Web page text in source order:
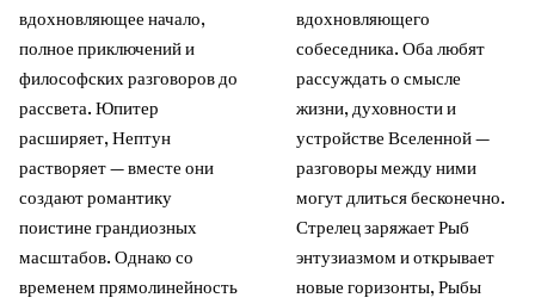
вдохновляющее начало,
полное приключений и
философских разговоров до
рассвета. Юпитер
расширяет, Нептун
растворяет — вместе они
создают романтику
поистине грандиозных
масштабов. Однако со
временем прямолинейность
вдохновляющего
собеседника. Оба любят
рассуждать о смысле
жизни, духовности и
устройстве Вселенной —
разговоры между ними
могут длиться бесконечно.
Стрелец заряжает Рыб
энтузиазмом и открывает
новые горизонты, Рыбы